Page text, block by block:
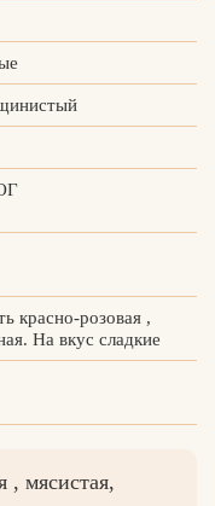
красно-розовая ,
На вкус сладкие
, мясистая,